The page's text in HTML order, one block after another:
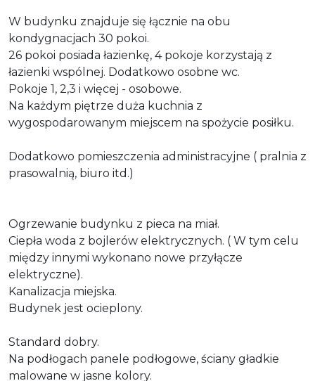
W budynku znajduje się łącznie na obu
kondygnacjach 30 pokoi.
26 pokoi posiada łazienkę, 4 pokoje korzystają z
łazienki wspólnej. Dodatkowo osobne wc.
Pokoje 1, 2,3 i więcej - osobowe.
Na każdym piętrze duża kuchnia z
wygospodarowanym miejscem na spożycie posiłku.
Dodatkowo pomieszczenia administracyjne ( pralnia z
prasowalnią, biuro itd.)
Ogrzewanie budynku z pieca na miał.
Ciepła woda z bojlerów elektrycznych. ( W tym celu
między innymi wykonano nowe przyłącze
elektryczne).
Kanalizacja miejska.
Budynek jest ocieplony.
Standard dobry.
Na podłogach panele podłogowe, ściany gładkie
malowane w jasne kolory.